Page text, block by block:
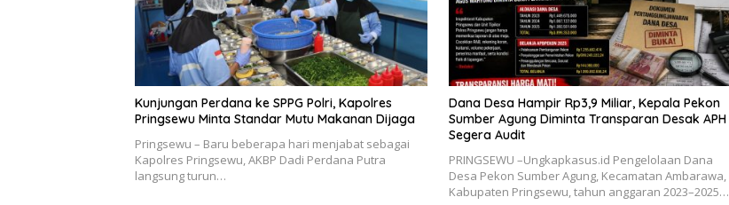
Kunjungan Perdana ke SPPG Polri, Kapolres
Pringsewu Minta Standar Mutu Makanan Dijaga
Pringsewu – Baru beberapa hari menjabat sebagai
Kapolres Pringsewu, AKBP Dadi Perdana Putra
langsung turun…
Dana Desa Hampir Rp3,9 Miliar, Kepala Pekon
Sumber Agung Diminta Transparan Desak APH
Segera Audit
PRINGSEWU –Ungkapkasus.id Pengelolaan Dana
Desa Pekon Sumber Agung, Kecamatan Ambarawa,
Kabupaten Pringsewu, tahun anggaran 2023–2025…